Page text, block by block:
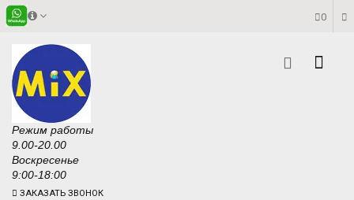
0
Режим работы
9.00-20.00
Воскресенье
9:00-18:00
ЗАКАЗАТЬ ЗВОНОК